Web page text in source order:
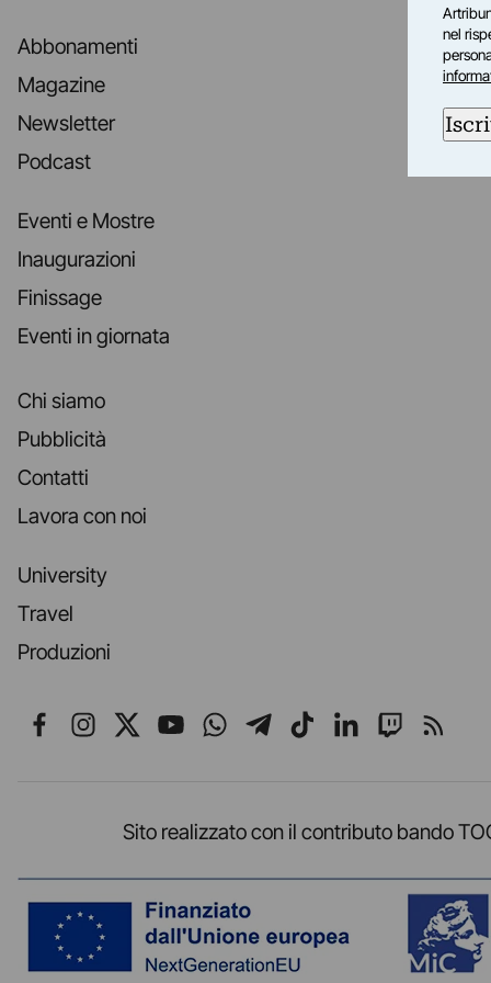
Abbonamenti
Magazine
Newsletter
Podcast
Eventi e Mostre
Inaugurazioni
Finissage
Eventi in giornata
Chi siamo
Pubblicità
Contatti
Lavora con noi
University
Travel
Produzioni
Seguici su Facebook
Seguici su Instagram
Seguici su X
Seguici su YouTube
Seguici su WhatsApp
Seguici su
Seguici su
Seguici su
Seguici
Sito realizzato con il contributo bando
nel